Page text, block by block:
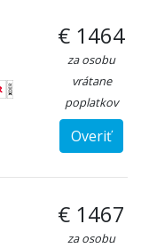
€ 1464
za osobu
vrátane
poplatkov
Overiť
€ 1467
za osobu